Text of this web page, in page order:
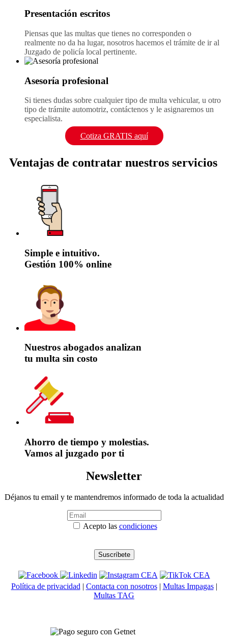
Presentación escritos
Piensas que las multas que tienes no corresponden o
realmente no da ha lugar, nosotros hacemos el trámite de ir al
Juzgado de policía local pertinente.
Asesoría profesional
Si tienes dudas sobre cualquier tipo de multa vehicular, u otro
tipo de trámite automotriz, contáctenos y le asignaremos un
especialista.
Cotiza GRATIS aquí
Ventajas de contratar nuestros servicios
Simple e intuitivo.
Gestión 100% online
Nuestros abogados analizan
tu multa sin costo
Ahorro de tiempo y molestias.
Vamos al juzgado por ti
Newsletter
Déjanos tu email y te mantendremos informado de toda la actualidad
Acepto las condiciones
Política de privacidad| Contacta con nosotros| Multas Impagas|
Multas TAG